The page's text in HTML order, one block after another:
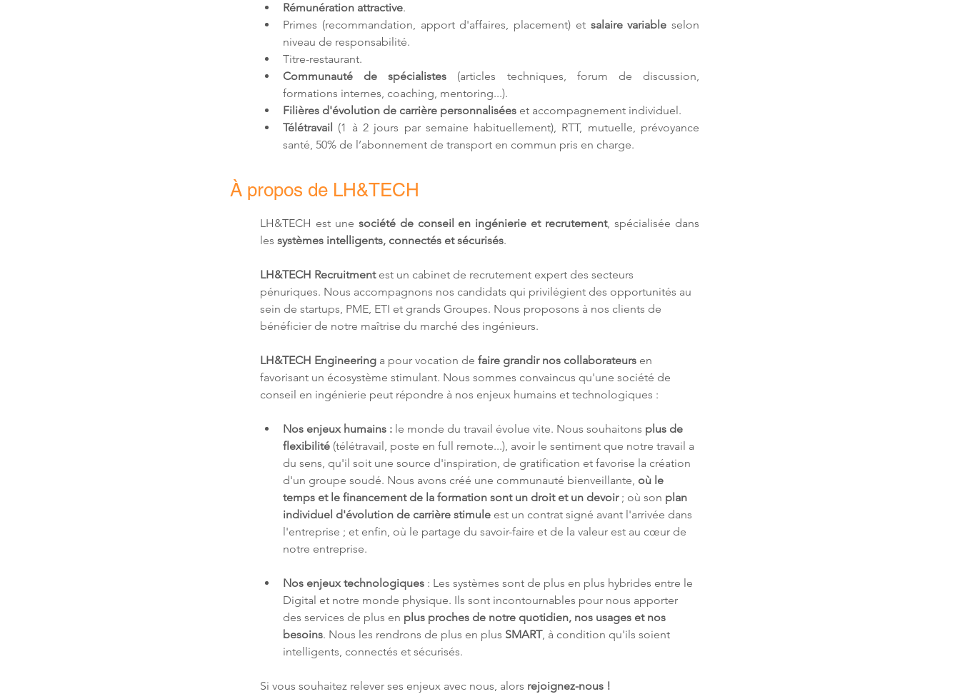
Rémunération attractive.
Primes (recommandation, apport d'affaires, placement) et salaire variable selon
niveau de responsabilité.
Titre-restaurant.
Communauté de spécialistes (articles techniques, forum de discussion,
formations internes, coaching, mentoring...).
Filières d'évolution de carrière personnalisées et accompagnement individuel.
Télétravail (1 à 2 jours par semaine habituellement), RTT, mutuelle, prévoyance
santé, 50% de l’abonnement de transport en commun pris en charge.
À propos de LH&TECH
LH&TECH est une société de conseil en ingénierie et recrutement, spécialisée dans
les systèmes intelligents, connectés et sécurisés.
LH&TECH Recruitment est un cabinet de recrutement expert des secteurs
pénuriques. Nous accompagnons nos candidats qui privilégient des opportunités au
sein de startups, PME, ETI et grands Groupes. Nous proposons à nos clients de
bénéficier de notre maîtrise du marché des ingénieurs.
LH&TECH Engineering a pour vocation de faire grandir nos collaborateurs en
favorisant un écosystème stimulant. Nous sommes convaincus qu'une société de
conseil en ingénierie peut répondre à nos enjeux humains et technologiques :
Nos enjeux humains : le monde du travail évolue vite. Nous souhaitons plus de
flexibilité (télétravail, poste en full remote...), avoir le sentiment que notre travail a
du sens, qu'il soit une source d'inspiration, de gratification et favorise la création
d'un groupe soudé. Nous avons créé une communauté bienveillante, où le
temps et le financement de la formation sont un droit et un devoir ; où son plan
individuel d'évolution de carrière stimule est un contrat signé avant l'arrivée dans
l'entreprise ; et enfin, où le partage du savoir-faire et de la valeur est au cœur de
notre entreprise.
Nos enjeux technologiques : Les systèmes sont de plus en plus hybrides entre le
Digital et notre monde physique. Ils sont incontournables pour nous apporter
des services de plus en plus proches de notre quotidien, nos usages et nos
besoins. Nous les rendrons de plus en plus SMART, à condition qu'ils soient
intelligents, connectés et sécurisés.
Si vous souhaitez relever ses enjeux avec nous, alors rejoignez-nous !